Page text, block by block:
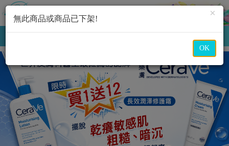
購物車(0) MENU
×
無此商品或商品已下架!
OK